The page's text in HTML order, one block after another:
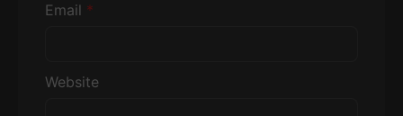
Email *
Website